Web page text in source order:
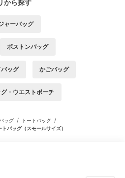
から探す
ャーバッグ
ボストンバッグ
ッグ かごバッグ
・ウエストポーチ
ッグ / トートバッグ /
バッグ（スモールサイズ）